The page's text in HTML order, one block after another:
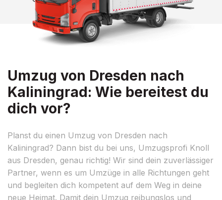
Umzug von Dresden nach
Kaliningrad: Wie bereitest du
dich vor?
Planst du einen Umzug von Dresden nach
Kaliningrad? Dann bist du bei uns, Umzugsprofi Knoll
aus Dresden, genau richtig! Wir sind dein zuverlässiger
Partner, wenn es um Umzüge in alle Richtungen geht
und begleiten dich kompetent auf dem Weg in deine
neue Heimat. Damit dein Umzug reibungslos und